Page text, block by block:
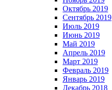
Октябрь 2019
Сентябрь 2019
Июль 2019
Июнь 2019
Май 2019
Апрель 2019
Март 2019
Февраль 2019
Январь 2019
Декабрь 2018